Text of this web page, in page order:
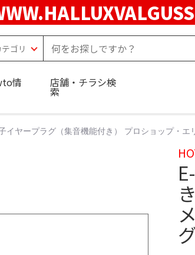
情 店舗・チラシ検
索
イヤープラグ（集音機能付き） プロショップ・